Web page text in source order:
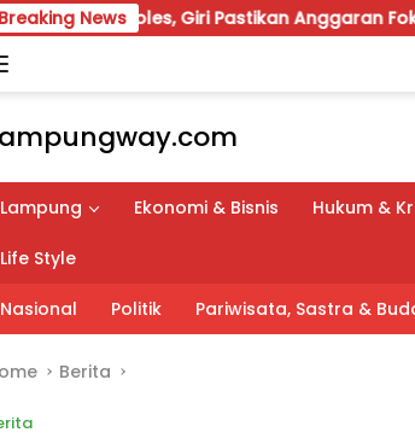
Breaking NewsGiri Pastikan Anggaran Fokus Program
Lampung Ekonomi & Bisnis Hukum &
Life Style
Nasional Politik Pariwisata, Sastra &
Berita